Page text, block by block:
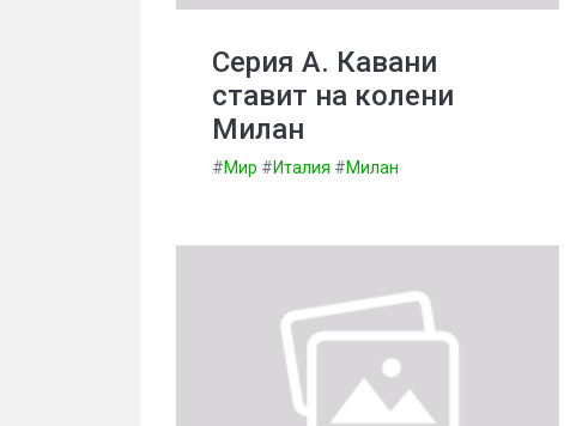
Серия А. Кавани
ставит на колени
Милан
#Мир #Италия #Милан